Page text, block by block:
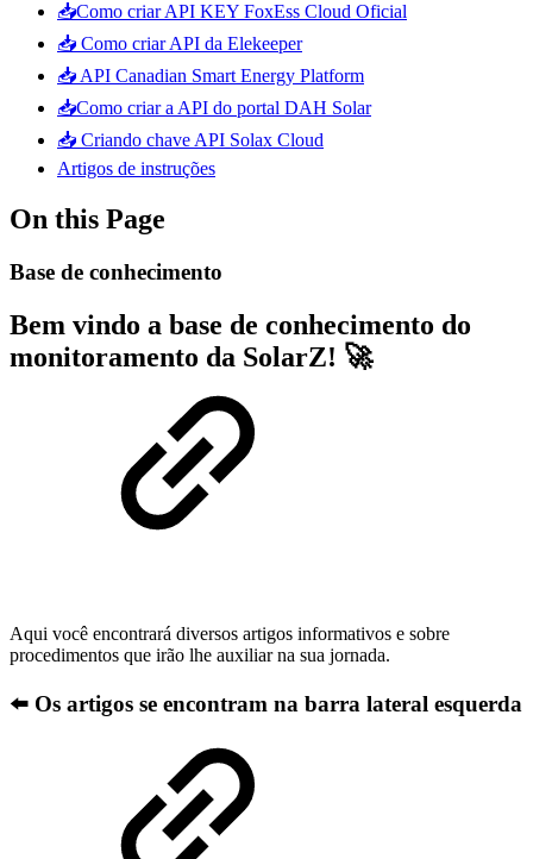
📥Como criar API KEY FoxEss Cloud Oficial
📥 Como criar API da Elekeeper
📥 API Canadian Smart Energy Platform
📥Como criar a API do portal DAH Solar
📥 Criando chave API Solax Cloud
Artigos de instruções
On this Page
Base de conhecimento
Bem vindo a base de conhecimento do
monitoramento da SolarZ! 🚀
Aqui você encontrará diversos artigos informativos e sobre
procedimentos que irão lhe auxiliar na sua jornada.
⬅️ Os artigos se encontram na barra lateral esquerda